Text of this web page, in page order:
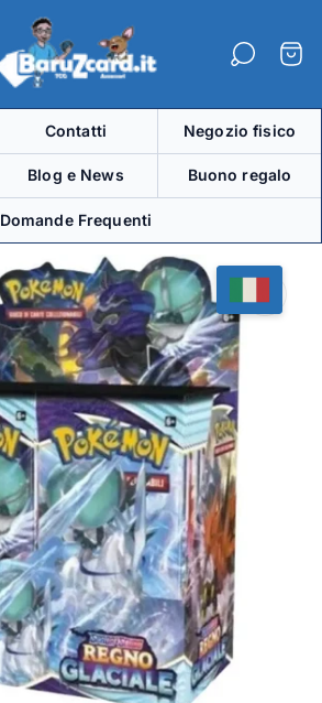
del
negozio"
Contatti Negozio fisico
Blog e News Buono regalo
Domande Frequenti